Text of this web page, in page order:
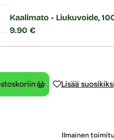
Kaalimato - Liukuvoide,
9.90 €
Lisää suosikiksi
Ilmainen